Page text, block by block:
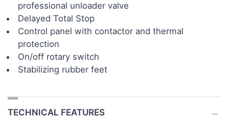
professional unloader valve
Delayed Total Stop
Control panel with contactor and thermal
protection
On/off rotary switch
Stabilizing rubber feet
TECHNICAL FEATURES